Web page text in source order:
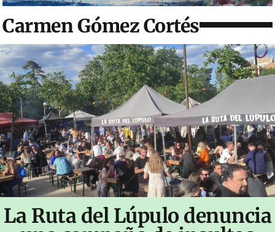
Carmen Gómez Cortés
La Ruta del Lúpulo denuncia